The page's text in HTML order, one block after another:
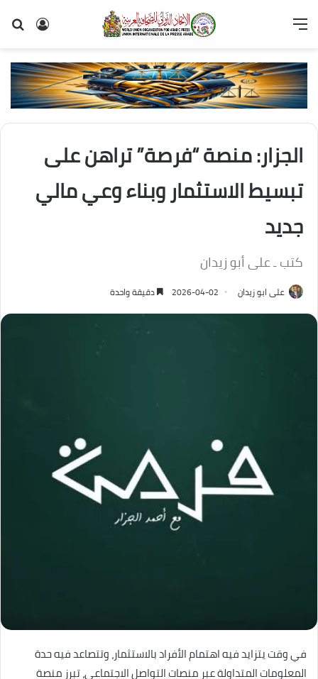
تسجيل
القائمة
الجزار: منصة “فرصة” تراهن على
تبسيط الاستثمار وبناء وعي مالي
جديد
كتب ـ على أبو زيدان
على ابو زيدان 2026-04-02 دقيقة واحدة
في وقت يتزايد فيه اهتمام الأفراد بالاستثمار، وتتصاعد فيه حدة
المعلومات المتداولة عبر منصات التواصل الاجتماعي، تبرز منصة